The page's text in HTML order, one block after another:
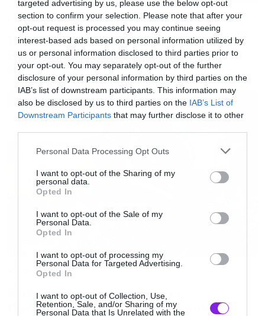
targeted advertising by us, please use the below opt-out
section to confirm your selection. Please note that after your
opt-out request is processed you may continue seeing
interest-based ads based on personal information utilized by
us or personal information disclosed to third parties prior to
your opt-out. You may separately opt-out of the further
disclosure of your personal information by third parties on the
IAB’s list of downstream participants. This information may
also be disclosed by us to third parties on the IAB’s List of
Downstream Participants that may further disclose it to other
Please note that this website/app uses one or more Google
not limited to your visit or usage behaviour. You may click to
grant or deny consent to Google and its third-party tags to
use your data for below specified purposes in below Google
consent section.
Personal Data Processing Opt Outs
I want to opt-out of the Sharing of my
personal data.
Opted In
I want to opt-out of the Sale of my
Personal Data.
Opted In
I want to opt-out of processing my
Personal Data for Targeted Advertising.
Opted In
I want to opt-out of Collection, Use,
Retention, Sale, and/or Sharing of my
Personal Data that Is Unrelated with the
μετά μου λέει ότι θα κοπεί. Σκέφτηκα ότι δεν το
εννοούσε αλλά όταν είδα το τελικό αποτέλεσμα
κατάλαβα τον λόγο. Ήταν προφανές»δήλωσε ο
Γιοακίν Φινιξ.
Η αρχική διάρκεια της ταινίας ήταν περίπου
δυόμισι ώρες κάτι που σημαίνει ότι έμειναν έξω
αρκετές σκηνές στο τελικό μοντάζ, αλλά όπως
εξηγεί ο Τοντ Φίλιπς στη συνέντευξη που
μπορείτε ναδιαβάσετε εδώ, δεν του αρέσουν
καθόλου τα director’s cut και η εκδοχή που
τελική.
Η ταινία προβάλλεται ακόμα στους
κινηματογράφους και στην Ελλάδα αναμένεται
μέσα στις επόμενες ημέρες να γίνει η πιο
Movies
The X-Files: I Want to Believe –
Επιστρέφει με director’s cut που
υπόσχεται περισσότερο τρόμο
Movies
Box Office: Οι καλύτερες
πρεμιέρες όλων των εποχών